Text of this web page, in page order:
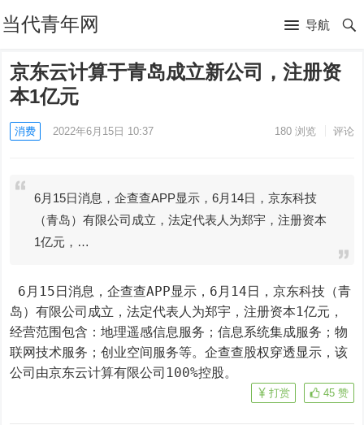
当代青年网 导航
京东云计算于青岛成立新公司，注册资
本1亿元
消费 2022年6月15日 10:37 180浏览 评论
6月15日消息，企查查APP显示，6月14日，京东科技
（青岛）有限公司成立，法定代表人为郑宇，注册资本
1亿元，…
岛）有限公司成立，法定代表人为郑宇，注册资本1亿元，
经营范围包含：地理遥感信息服务；信息系统集成服务；物
联网技术服务；创业空间服务等。企查查股权穿透显示，该
公司由京东云计算有限公司100%控股。
45 赞
打赏